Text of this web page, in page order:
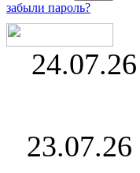
забыли пароль?
24.07.26
23.07.26